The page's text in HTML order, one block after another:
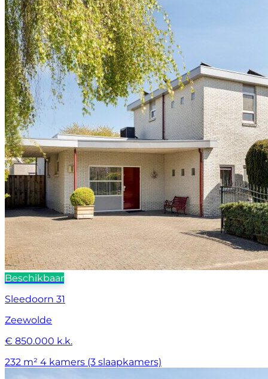
Beschikbaar
Sleedoorn 31
Zeewolde
€ 850.000 k.k.
232 m² 4 kamers (3 slaapkamers)